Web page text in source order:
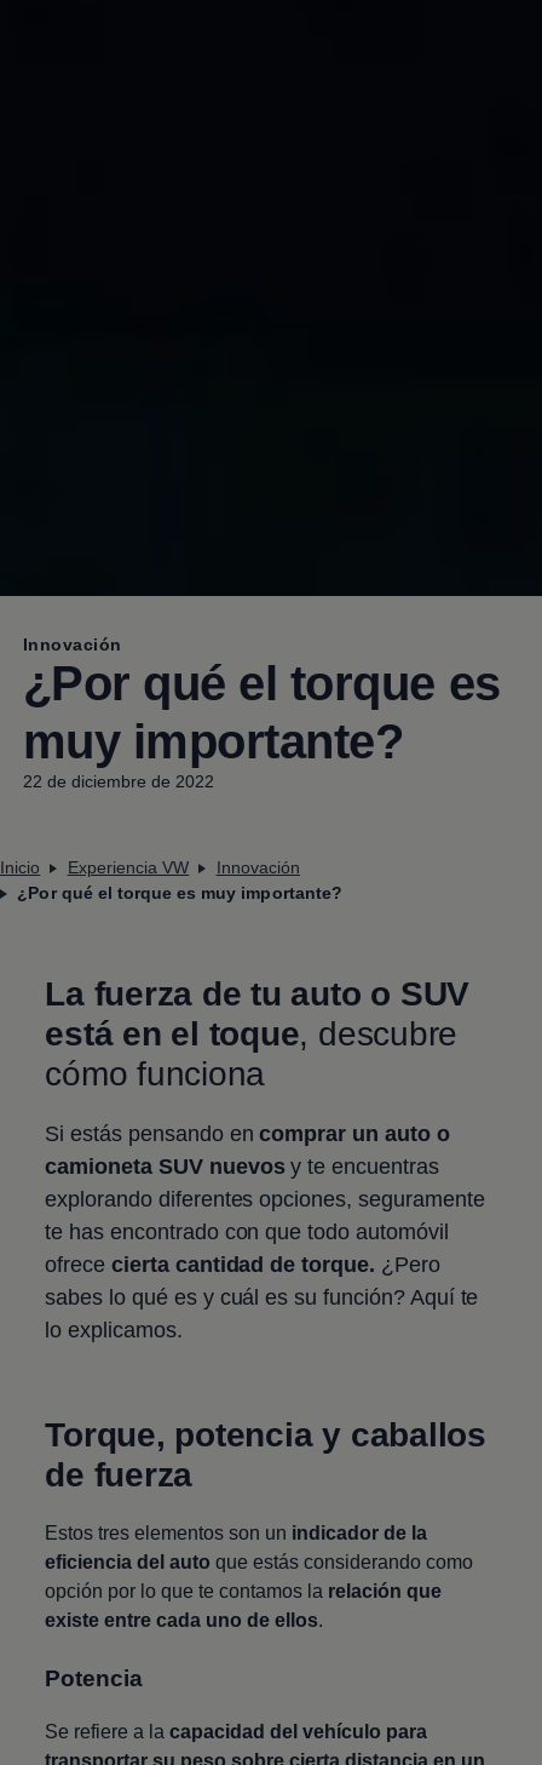
Innovación
¿Por qué el torque es
muy importante?
22 de diciembre de 2022
Inicio Experiencia VW
Innovación
¿Por qué el torque es muy importante?
La fuerza de tu auto o SUV
está en el toque, descubre
cómo funciona
Si estás pensando encomprar un auto o
camioneta SUV nuevos y te encuentras
explorando diferentes opciones, seguramente
te has encontrado con que todo automóvil
ofrececierta cantidad de torque. ¿Pero
sabes lo qué es y cuál es su función? Aquí te
lo explicamos.
Torque, potencia y caballos
de fuerza
Estos tres elementos son un indicador de la
eficiencia del auto que estás considerando como
opción por lo que te contamos la relación que
existe entre cada uno de ellos.
Potencia
Se refiere a lacapacidad del vehículo para
transportar su peso sobre cierta distancia en un